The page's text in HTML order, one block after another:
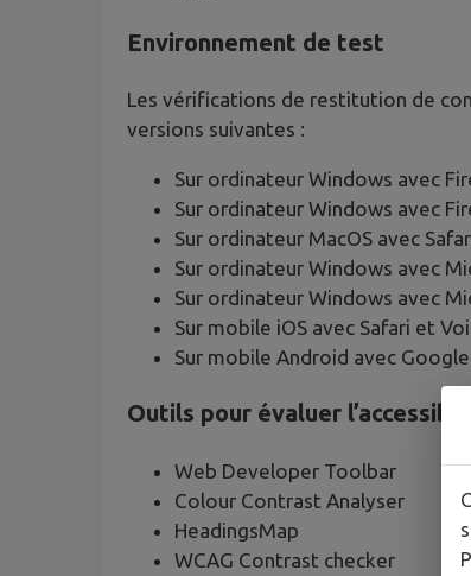
Environnement de test
Les vérifications de restitution de
versions suivantes :
Sur ordinateur Windows avec
Sur ordinateur Windows avec
Sur ordinateur MacOS avec
Sur ordinateur Windows avec
Sur ordinateur Windows avec
Sur mobile iOS avec Safari et
Sur mobile Android avec
Outils pour évaluer
Web Developer Toolbar
Colour Contrast Analyser
HeadingsMap
WCAG Contrast checker